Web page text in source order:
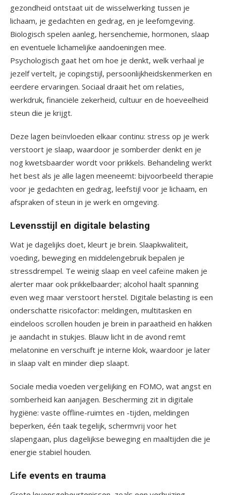
gezondheid ontstaat uit de wisselwerking tussen je
lichaam, je gedachten en gedrag, en je leefomgeving.
Biologisch spelen aanleg, hersenchemie, hormonen, slaap
en eventuele lichamelijke aandoeningen mee.
Psychologisch gaat het om hoe je denkt, welk verhaal je
jezelf vertelt, je copingstijl, persoonlijkheidskenmerken en
eerdere ervaringen. Sociaal draait het om relaties,
werkdruk, financiële zekerheid, cultuur en de hoeveelheid
steun die je krijgt.
Deze lagen beïnvloeden elkaar continu: stress op je werk
verstoort je slaap, waardoor je somberder denkt en je
nog kwetsbaarder wordt voor prikkels. Behandeling werkt
het best als je alle lagen meeneemt: bijvoorbeeld therapie
voor je gedachten en gedrag, leefstijl voor je lichaam, en
afspraken of steun in je werk en omgeving.
Levensstijl en digitale belasting
Wat je dagelijks doet, kleurt je brein. Slaapkwaliteit,
voeding, beweging en middelengebruik bepalen je
stressdrempel. Te weinig slaap en veel cafeïne maken je
alerter maar ook prikkelbaarder; alcohol haalt spanning
even weg maar verstoort herstel. Digitale belasting is een
onderschatte risicofactor: meldingen, multitasken en
eindeloos scrollen houden je brein in paraatheid en hakken
je aandacht in stukjes. Blauw licht in de avond remt
melatonine en verschuift je interne klok, waardoor je later
in slaap valt en minder diep slaapt.
Sociale media voeden vergelijking en FOMO, wat angst en
somberheid kan aanjagen. Bescherming zit in digitale
hygiëne: vaste offline-ruimtes en -tijden, meldingen
beperken, één taak tegelijk, schermvrij voor het
slapengaan, plus dagelijkse beweging en maaltijden die je
energie stabiel houden.
Life events en trauma